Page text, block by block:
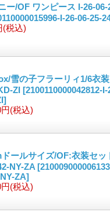
ー/OF ワンピース I-26-
I-26-06-25-
(税込)
雪の子フラーリィ1/6衣
ZI [2100110000042812-
(税込)
ールサイズ/OF:衣装セッ
NY-ZA
ZA]
(税込)